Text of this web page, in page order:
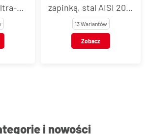
201,
UItra-Lok®
2 Warianty
Zobacz
i nowości